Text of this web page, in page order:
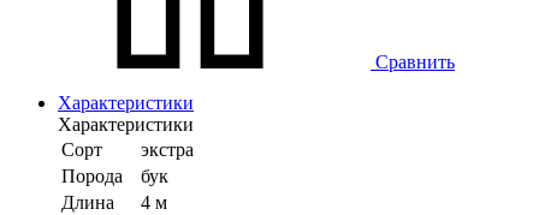
Сравнить
Характеристики
Характеристики
Сорт
экстра
Порода
бук
Длина
4 м